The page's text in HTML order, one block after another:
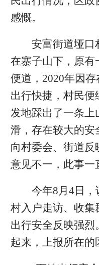
感慨。
安富街道垭口
在寨子山下，原有
便道，2020年因
出行快捷，村民便
发地踩出了一条上
滑，存在较大的安
向村委会、街道反
意见不一，此事一
今年8月4日
村入户走访、收集
出行安全反映强
起来，上报所在的